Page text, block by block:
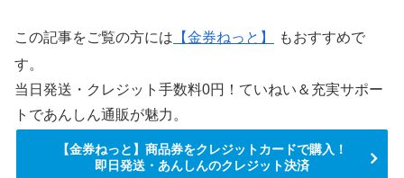
この記事をご覧の方には 【金券ねっと】
もおすすめで
す。
当日発送・クレジット手数料0円！ていねい＆充実サポー
トであんしん通販が魅力。
【金券ねっと】商品券をクレジットカードで購入！
即日発送・あんしんのクレジット決済